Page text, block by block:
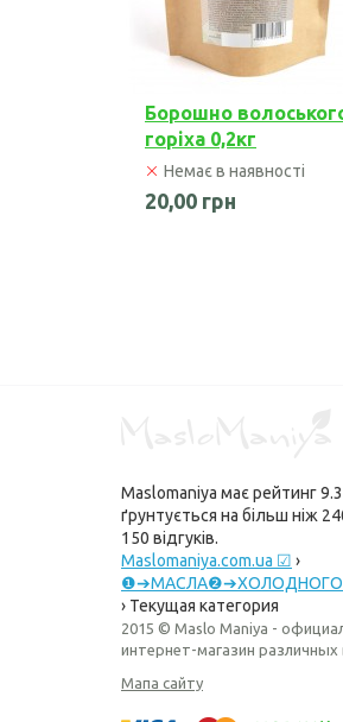
Борошно
горіха 0,2кг
Немає в наявності
20,00 грн
Maslomaniya має рейтинг9.3
ґрунтується на більш ніж
150 відгуків.
Maslomaniya.com.ua ☑ ›
› Текущая категория
2015 © Maslo Maniya -
интернет-магазин различных
Мапа сайту